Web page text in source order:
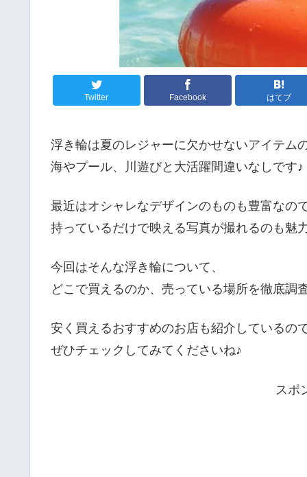
Twitter Facebook はてブ
浮き輪は夏のレジャーに欠かせないアイテム
海やプール、川遊びと大活躍間違いなしです♪
最近はオシャレなデザインのものも豊富なので
持っているだけで映える写真が撮れるのも魅
今回はそんな浮き輪について、
どこで買えるのか、売っている場所を徹底調
安く買えるおすすめのお店も紹介しているので
ぜひチェックしてみてくださいね♪
スポ